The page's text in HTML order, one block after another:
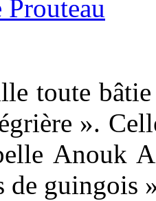
toute
».
Anouk
de